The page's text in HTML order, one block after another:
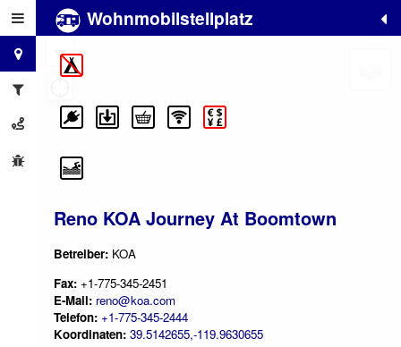
Wohnmobilstellplatz
Reno KOA Journey At Boomtown
Betreiber: KOA
Fax: +1-775-345-2451
E-Mail: reno@koa.com
Telefon: +1-775-345-2444
Koordinaten: 39.5142655,-119.9630655
+
−